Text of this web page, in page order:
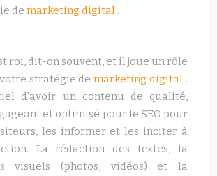
de marketing digital .
roi, dit-on souvent, et il joue un rôle
stratégie demarketing digital .
d’avoir un contenu de qualité,
et optimisé pour le SEO pour
les informer et les inciter à
La rédaction des textes, la
visuels (photos, vidéos) et la